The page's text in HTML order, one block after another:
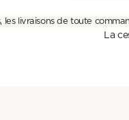
les livraisons de toute
La